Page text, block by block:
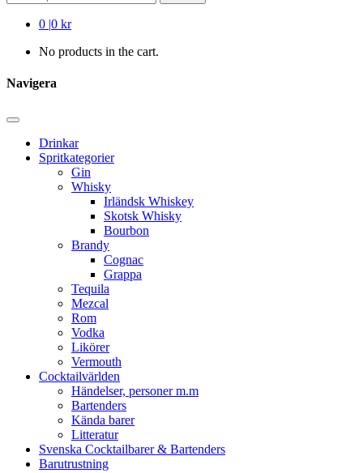
for:
0 |0 kr
No products in the cart.
Navigera
Drinkar
Spritkategorier
Gin
Whisky
Irländsk Whiskey
Skotsk Whisky
Bourbon
Brandy
Cognac
Grappa
Tequila
Mezcal
Rom
Vodka
Likörer
Vermouth
Cocktailvärlden
Händelser, personer m.m
Bartenders
Kända barer
Litteratur
Svenska Cocktailbarer & Bartenders
Barutrustning